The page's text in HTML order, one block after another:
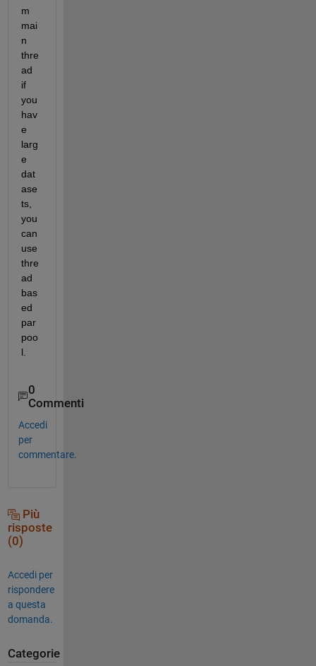
m
mai
n
thre
ad
if
you
hav
e
larg
e
dat
ase
ts,
you
can
use
thre
ad
bas
ed
par
poo
l.
0
Commenti
Accedi
per
commentare.
Più
risposte
(0)
Accedi per
rispondere
a questa
domanda.
Categorie